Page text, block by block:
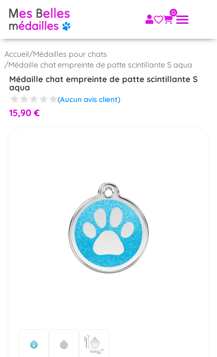
Accueil/Médailles pour chats
/Médaille chat empreinte de patte scintillante S aqua
Médaille chat empreinte de patte scintillante S
aqua
(Aucun avis client)
15,90 €